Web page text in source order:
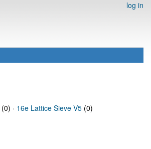
log in
(0) · 16e Lattice Sieve V5 (0)